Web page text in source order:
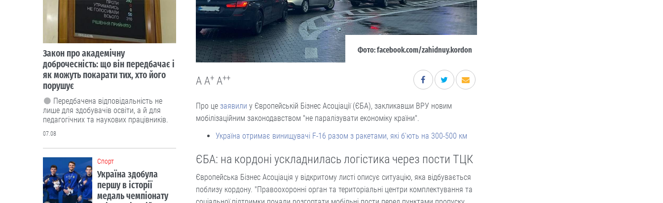
Фото: facebook.com/zahidnuy.kordon
A A+ A++
Про це заявили у Європейській Бізнес Асоціації (ЄБА), закликавши ВРУ новим
мобілізаційним законодавством "не паралізувати економіку країни".
Україна отримає винищувачі F-16 разом з ракетами, які б'ють на 300-500 км
ЄБА: на кордоні ускладнилась логістика через пости ТЦК
Європейська Бізнес Асоціація у відкритому листі описує ситуацію, яка відбувається
поблизу кордону. "Правоохоронні орган та територіальні центри комплектування та
Закон про академічну
доброчесність: що він передбачає і
як можуть покарати тих, хто його
порушує
Передбачена відповідальність не
лише для здобувачів освіти, а й для
педагогічних та наукових працівників.
07.08
Cпорт
Україна здобула
першу в історії
медаль чемпіонату